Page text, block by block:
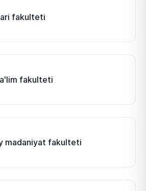
fakulteti
fakulteti
madaniyat fakulteti